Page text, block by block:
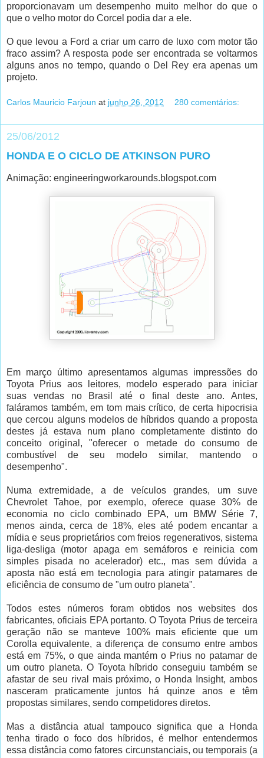
proporcionavam um desempenho muito melhor do que o
que o velho motor do Corcel podia dar a ele.
O que levou a Ford a criar um carro de luxo com motor tão
fraco assim? A resposta pode ser encontrada se voltarmos
alguns anos no tempo, quando o Del Rey era apenas um
projeto.
Carlos Mauricio Farjoun at junho 26, 2012 280 comentários:
25/06/2012
HONDA E O CICLO DE ATKINSON PURO
Animação: engineeringworkarounds.blogspot.com
Em março último apresentamos algumas impressões do
Toyota Prius aos leitores, modelo esperado para iniciar
suas vendas no Brasil até o final deste ano. Antes,
faláramos também, em tom mais crítico, de certa hipocrisia
que cercou alguns modelos de híbridos quando a proposta
destes já estava num plano completamente distinto do
conceito original, "oferecer o metade do consumo de
combustível de seu modelo similar, mantendo o
desempenho".
Numa extremidade, a de veículos grandes, um suve
Chevrolet Tahoe, por exemplo, oferece quase 30% de
economia no ciclo combinado EPA, um BMW Série 7,
menos ainda, cerca de 18%, eles até podem encantar a
mídia e seus proprietários com freios regenerativos, sistema
liga-desliga (motor apaga em semáforos e reinicia com
simples pisada no acelerador) etc., mas sem dúvida a
aposta não está em tecnologia para atingir patamares de
eficiência de consumo de "um outro planeta".
Todos estes números foram obtidos nos websites dos
fabricantes, oficiais EPA portanto. O Toyota Prius de terceira
geração não se manteve 100% mais eficiente que um
Corolla equivalente, a diferença de consumo entre ambos
está em 75%, o que ainda mantém o Prius no patamar de
um outro planeta. O Toyota híbrido conseguiu também se
afastar de seu rival mais próximo, o Honda Insight, ambos
nasceram praticamente juntos há quinze anos e têm
propostas similares, sendo competidores diretos.
Mas a distância atual tampouco significa que a Honda
tenha tirado o foco dos híbridos, é melhor entendermos
essa distância como fatores circunstanciais, ou temporais (a